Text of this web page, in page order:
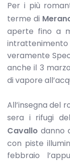
Per i più
terme di
aperte fino a
veramente
anche il 3
di vapore
All’insegna del
sera i rifugi
Cavallo danno
con piste
febbraio